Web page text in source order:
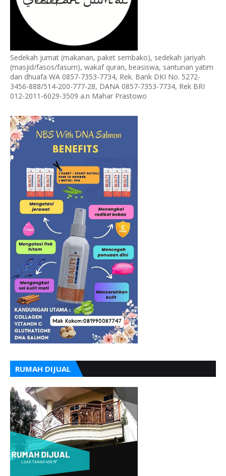
Sedekah jumat (makanan, paket sembako), sedekah jariyah
(masjid/fasos/fasum), wakaf quran, beasiswa, santunan yatim
dan dhuafa WA 0857-7353-7734, Rek. Bank DKI No. 5272-
3456-888/514-200-777-28, DANA 0857-7353-7734, Rek BRI
012-2011-6029-3509 a.n Mahar Prastowo
RUMAH DIJUAL